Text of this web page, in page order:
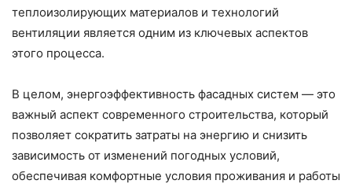
теплоизолирующих материалов и технологий
вентиляции является одним из ключевых аспектов
этого процесса.
В целом, энергоэффективность фасадных систем — это
важный аспект современного строительства, который
позволяет сократить затраты на энергию и снизить
зависимость от изменений погодных условий,
обеспечивая комфортные условия проживания и работы